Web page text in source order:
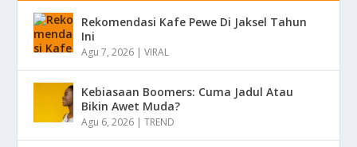
Rekomendasi Kafe Pewe Di Jaksel Tahun
Ini
Agu 7, 2026 |VIRAL
Kebiasaan Boomers: Cuma Jadul Atau
Bikin Awet Muda?
Agu 6, 2026 |TREND